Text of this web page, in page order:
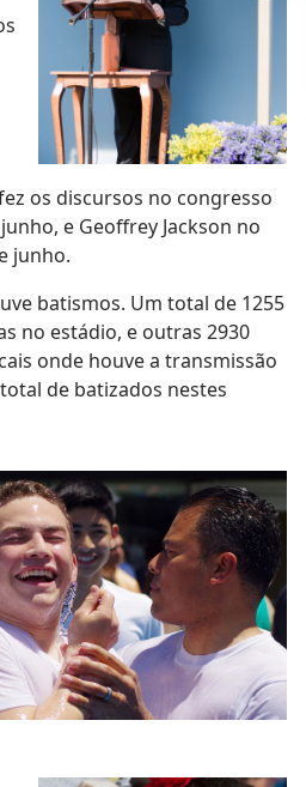
os discursos no congresso
e Geoffrey Jackson no
junho.
batismos. Um total de 1255
no estádio, e outras 2930
onde houve a transmissão
de batizados nestes